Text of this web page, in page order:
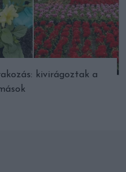
kivirágoztak a